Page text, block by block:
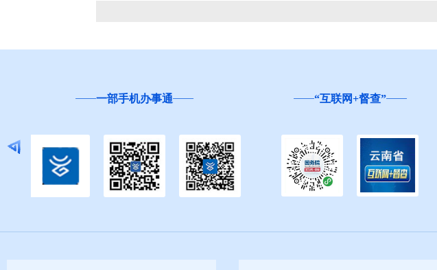
“互联网+督查”
云南省营商环境投诉举报和问卷调查
平台